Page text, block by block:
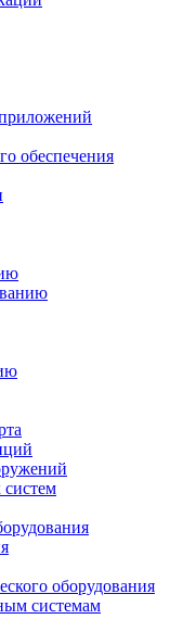
обеспечения
оборудования
системам